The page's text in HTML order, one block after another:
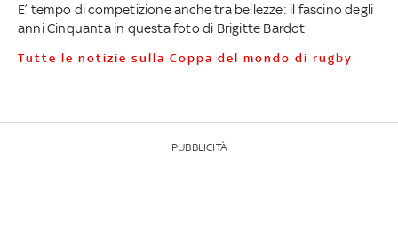
E’ tempo di competizione anche tra bellezze: il fascino degli
anni Cinquanta in questa foto di Brigitte Bardot
Tutte le notizie sulla Coppa del mondo di rugby
PUBBLICITÀ